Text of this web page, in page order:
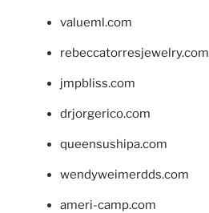
valueml.com
rebeccatorresjewelry.com
jmpbliss.com
drjorgerico.com
queensushipa.com
wendyweimerdds.com
ameri-camp.com